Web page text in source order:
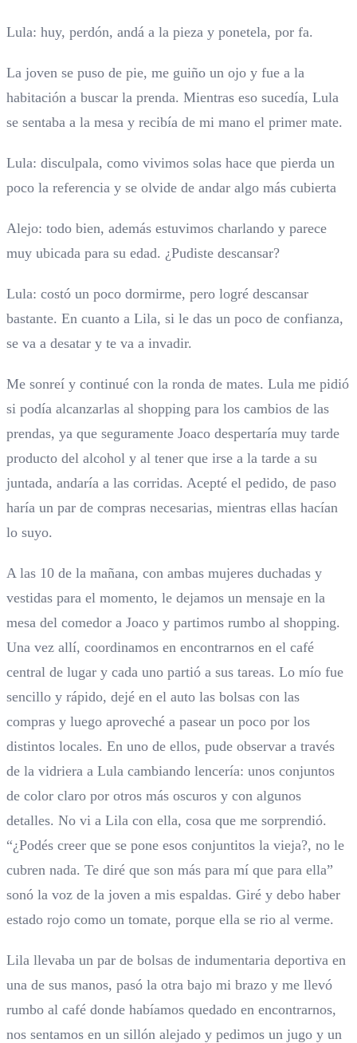
Lula: huy, perdón, andá a la pieza y ponetela, por fa.
La joven se puso de pie, me guiño un ojo y fue a la
habitación a buscar la prenda. Mientras eso sucedía, Lula
se sentaba a la mesa y recibía de mi mano el primer mate.
Lula: disculpala, como vivimos solas hace que pierda un
poco la referencia y se olvide de andar algo más cubierta
Alejo: todo bien, además estuvimos charlando y parece
muy ubicada para su edad. ¿Pudiste descansar?
Lula: costó un poco dormirme, pero logré descansar
bastante. En cuanto a Lila, si le das un poco de confianza,
se va a desatar y te va a invadir.
Me sonreí y continué con la ronda de mates. Lula me pidió
si podía alcanzarlas al shopping para los cambios de las
prendas, ya que seguramente Joaco despertaría muy tarde
producto del alcohol y al tener que irse a la tarde a su
juntada, andaría a las corridas. Acepté el pedido, de paso
haría un par de compras necesarias, mientras ellas hacían
lo suyo.
A las 10 de la mañana, con ambas mujeres duchadas y
vestidas para el momento, le dejamos un mensaje en la
mesa del comedor a Joaco y partimos rumbo al shopping.
Una vez allí, coordinamos en encontrarnos en el café
central de lugar y cada uno partió a sus tareas. Lo mío fue
sencillo y rápido, dejé en el auto las bolsas con las
compras y luego aproveché a pasear un poco por los
distintos locales. En uno de ellos, pude observar a través
de la vidriera a Lula cambiando lencería: unos conjuntos
de color claro por otros más oscuros y con algunos
detalles. No vi a Lila con ella, cosa que me sorprendió.
“¿Podés creer que se pone esos conjuntitos la vieja?, no le
cubren nada. Te diré que son más para mí que para ella”
sonó la voz de la joven a mis espaldas. Giré y debo haber
estado rojo como un tomate, porque ella se rio al verme.
Lila llevaba un par de bolsas de indumentaria deportiva en
una de sus manos, pasó la otra bajo mi brazo y me llevó
rumbo al café donde habíamos quedado en encontrarnos,
nos sentamos en un sillón alejado y pedimos un jugo y un